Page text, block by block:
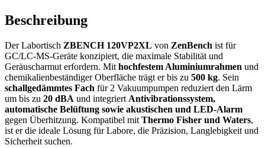
Beschreibung
Der Labortisch ZBENCH 120VP2XL von ZenBench ist für
GC/LC-MS-Geräte konzipiert, die maximale Stabilität und
Geräuscharmut erfordern. Mit hochfestem Aluminiumrahmen und
chemikalienbeständiger Oberfläche trägt er bis zu 500 kg. Sein
schallgedämmtes Fach für 2 Vakuumpumpen reduziert den Lärm
um bis zu 20 dBA und integriert Antivibrationssystem,
automatische Belüftung sowie akustischen und LED-Alarm
gegen Überhitzung. Kompatibel mit Thermo Fisher und Waters,
ist er die ideale Lösung für Labore, die Präzision, Langlebigkeit und
Sicherheit suchen.